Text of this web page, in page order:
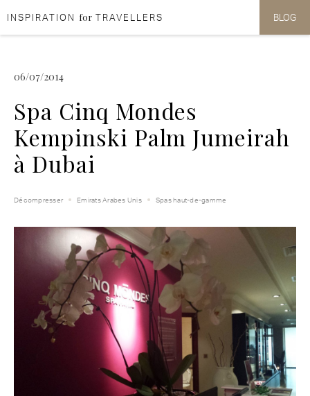
Aller au contenu
Aller au menu
INSPIRATION for TRAVELLERS BLOG
06/07/2014
Spa Cinq Mondes
Kempinski Palm Jumeirah
à Dubai
Décompresser Emirats Arabes Unis Spas haut-de-gamme